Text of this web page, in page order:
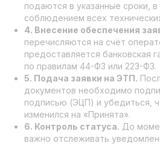
подаются в указанные сроки,
соблюдением всех
4. Внесение обеспечения
перечисляются на счёт
предоставляется банковская
по правилам 44-ФЗ или 223-ФЗ.
5. Подача заявки на ЭТП.
документов необходимо
подписью (ЭЦП) и убедиться,
изменился на «Принята».
6. Контроль статуса. До
важно отслеживать